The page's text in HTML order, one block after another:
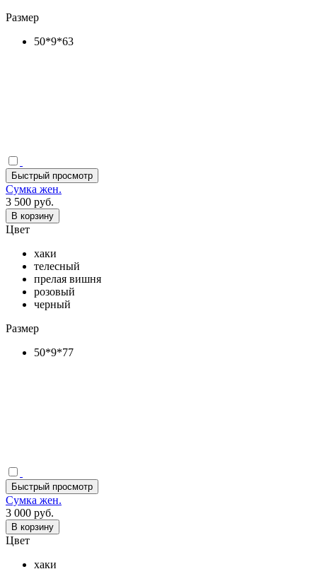
Размер
50*9*63
Быстрый просмотр
Сумка жен.
3 500 руб.
В корзину
Цвет
хаки
телесный
прелая вишня
розовый
черный
Размер
50*9*77
Быстрый просмотр
Сумка жен.
3 000 руб.
В корзину
Цвет
хаки